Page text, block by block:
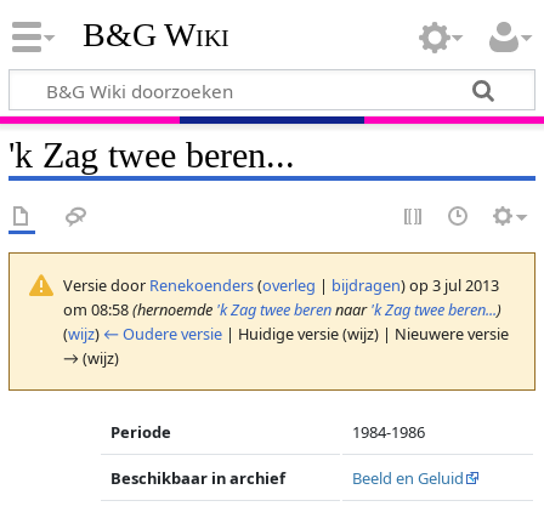
B&G Wiki
'k Zag twee beren...
Versie door Renekoenders(overleg | bijdragen)op 3 jul 2013
om 08:58(hernoemde 'k Zag twee berennaar'k Zag twee beren...)
(wijz) ← Oudere versie| Huidige versie (wijz) | Nieuwere versie
→ (wijz)
Periode 1984-1986
Beschikbaar in archief Beeld en Geluid